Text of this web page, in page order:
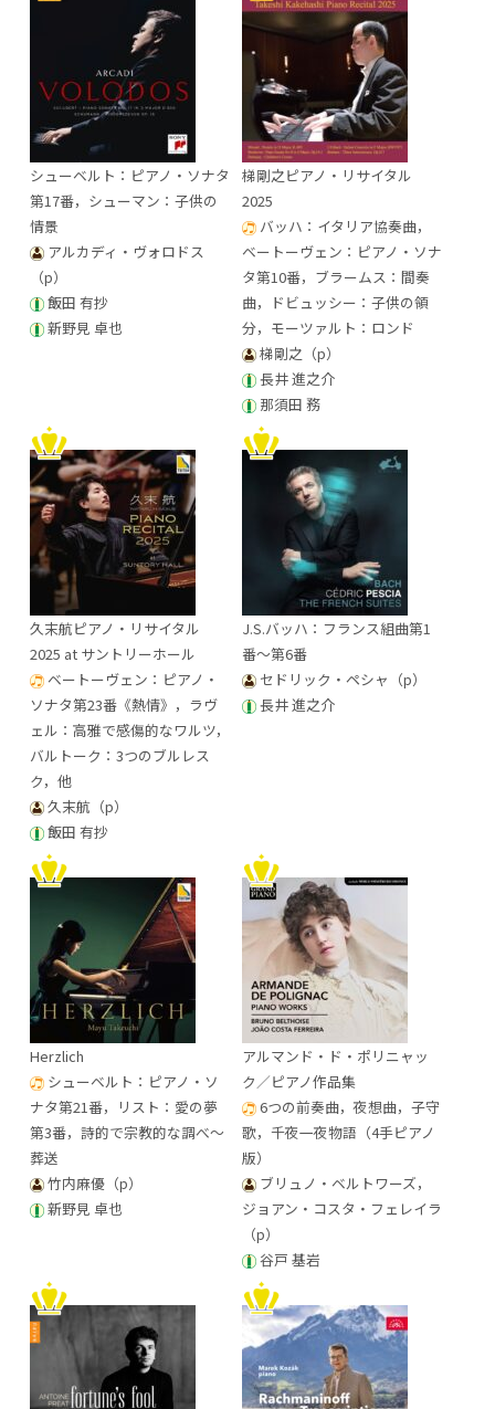
シューベルト：ピアノ・ソナタ
第17番，シューマン：子供の
情景
アルカディ・ヴォロドス
（p）
飯田 有抄
新野見 卓也
梯剛之ピアノ・リサイタル
2025
バッハ：イタリア協奏曲，
ベートーヴェン：ピアノ・ソナ
タ第10番，ブラームス：間奏
曲，ドビュッシー：子供の領
分，モーツァルト：ロンド
梯剛之（p）
長井 進之介
那須田 務
久末航ピアノ・リサイタル
2025 at サントリーホール
ベートーヴェン：ピアノ・
ソナタ第23番《熱情》，ラヴ
ェル：高雅で感傷的なワルツ，
バルトーク：3つのブルレス
ク，他
久末航（p）
飯田 有抄
J.S.バッハ：フランス組曲第1
番～第6番
セドリック・ペシャ（p）
長井 進之介
Herzlich
シューベルト：ピアノ・ソ
ナタ第21番，リスト：愛の夢
第3番，詩的で宗教的な調べ～
葬送
竹内麻優（p）
新野見 卓也
アルマンド・ド・ポリニャッ
ク／ピアノ作品集
6つの前奏曲，夜想曲，子守
歌，千夜一夜物語（4手ピアノ
版）
ブリュノ・ベルトワーズ，
ジョアン・コスタ・フェレイラ
（p）
谷戸 基岩